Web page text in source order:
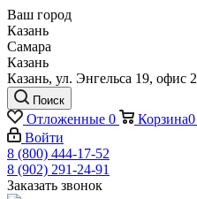
Ваш город
Казань
Самара
Казань
Казань, ул. Энгельса 19, офис 2
Поиск
Отложенные 0 Корзина0
Войти
8 (800) 444-17-52
8 (902) 291-24-91
Заказать звонок